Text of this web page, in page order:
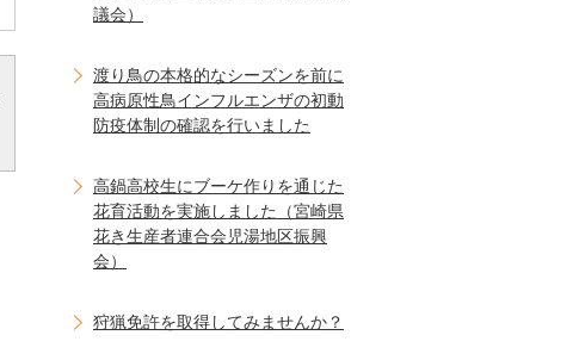
議会）
渡り鳥の本格的なシーズンを前に
高病原性鳥インフルエンザの初動
防疫体制の確認を行いました
高鍋高校生にブーケ作りを通じた
花育活動を実施しました（宮崎県
花き生産者連合会児湯地区振興
会）
狩猟免許を取得してみませんか？